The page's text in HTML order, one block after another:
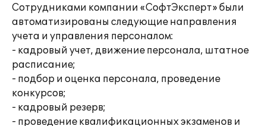
Сотрудниками компании «СофтЭксперт» были
автоматизированы следующие направления
учета и управления персоналом:
- кадровый учет, движение персонала, штатное
расписание;
- подбор и оценка персонала, проведение
конкурсов;
- кадровый резерв;
- проведение квалификационных экзаменов и